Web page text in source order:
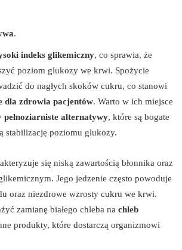
.
indeks glikemiczny, co sprawia, że
poziom glukozy we krwi. Spożycie
do nagłych skoków cukru, co stanowi
dla zdrowia pacjentów. Warto w ich miejsce
pełnoziarniste alternatywy, które są bogate
stabilizację poziomu glukozy.
się niską zawartością błonnika oraz
Jego jedzenie często powoduje
oraz niezdrowe wzrosty cukru we krwi.
zamianę białego chleba na chleb
produkty, które dostarczą organizmowi